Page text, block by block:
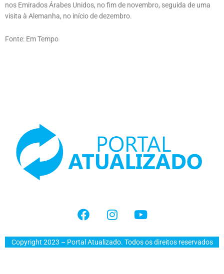
nos Emirados Árabes Unidos, no fim de novembro, seguida de uma
visita à Alemanha, no início de dezembro.
Fonte: Em Tempo
Copyright 2023 – Portal Atualizado. Todos os direitos reservados